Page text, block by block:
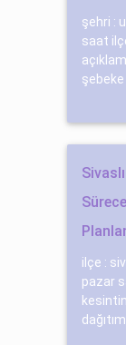
şehri :
saat
şebeke
ilçe :
pazar